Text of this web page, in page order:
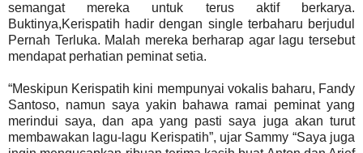
semangat mereka untuk terus aktif berkarya.
Buktinya,Kerispatih hadir dengan single terbaharu berjudul
Pernah Terluka. Malah mereka berharap agar lagu tersebut
mendapat perhatian peminat setia.
“Meskipun Kerispatih kini mempunyai vokalis baharu, Fandy
Santoso, namun saya yakin bahawa ramai peminat yang
merindui saya, dan apa yang pasti saya juga akan turut
membawakan lagu-lagu Kerispatih”, ujar Sammy “Saya juga